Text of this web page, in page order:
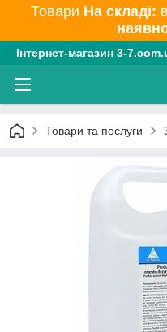
Товари На складі:
Інтернет-магазин 3-
Товари та послуги